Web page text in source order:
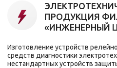
ПРОДУКЦИЯ
«ИНЖЕНЕРНЫЙ
Изготовление устройств
средств диагностики
нестандартных устройств